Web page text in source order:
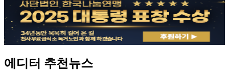
에디터 추천뉴스